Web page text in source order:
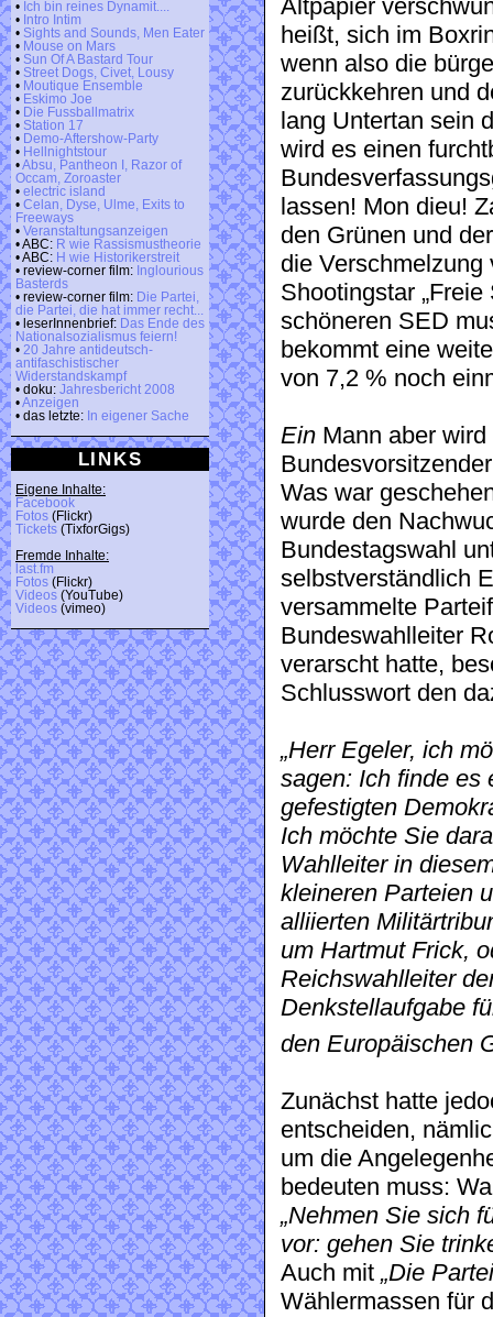
• Ich bin reines Dynamit....
• Intro Intim
• Sights and Sounds, Men Eater
• Mouse on Mars
• Sun Of A Bastard Tour
• Street Dogs, Civet, Lousy
• Moutique Ensemble
• Eskimo Joe
• Die Fussballmatrix
• Station 17
• Demo-Aftershow-Party
• Hellnightstour
•Absu, Pantheon I, Razor of
Occam, Zoroaster
• electric island
• Celan, Dyse, Ulme, Exits to
Freeways
• Veranstaltungsanzeigen
• ABC: R wie Rassismustheorie
• ABC: H wie Historikerstreit
• review-corner film: Inglourious
Basterds
• review-corner film: Die Partei,
die Partei, die hat immer recht...
• leserInnenbrief: Das Ende des
Nationalsozialismus feiern!
• 20 Jahre antideutsch-
antifaschistischer
Widerstandskampf
• doku: Jahresbericht 2008
•Anzeigen
• das letzte: In eigener Sache
LINKS
Eigene Inhalte:
Facebook
Fotos (Flickr)
Tickets (TixforGigs)
Fremde Inhalte:
last.fm
Fotos (Flickr)
Videos (YouTube)
Videos (vimeo)
Altpapier
heißt, sich im
wenn also die
zurückkehren und
lang Untertan sein
wird es einen
lassen! Mon dieu!
den Grünen und
die
Shootingstar
schöneren SED
bekommt eine
von 7,2 % noch
Ein Mann aber
Was war
wurde den
Bundestagswahl
selbstverständlich
versammelte
Bundeswahlleiter
verarscht hatte,
Schlusswort den
„Herr Egeler, ich
sagen: Ich finde es
gefestigten
Ich möchte Sie
Wahlleiter in
kleineren Parteien
alliierten
um Hartmut Frick,
Reichswahlleiter
Denkstellaufgabe
den Europäischen
Zunächst hatte
entscheiden,
um die
bedeuten muss:
„Nehmen Sie sich
vor: gehen Sie
Auch mit „Die
Wählermassen für